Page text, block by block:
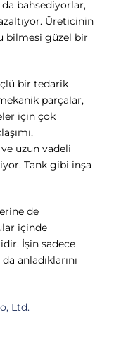
bahsediyorlar,
Üreticinin
bilmesi güzel bir
bir tedarik
parçalar,
için çok
uzun vadeli
Tank gibi inşa
de
içinde
İşin sadece
anladıklarını
Ltd.